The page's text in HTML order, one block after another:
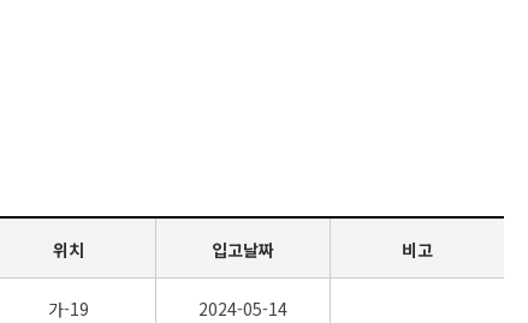
위치 입고날짜 비고
가-19 2024-05-14